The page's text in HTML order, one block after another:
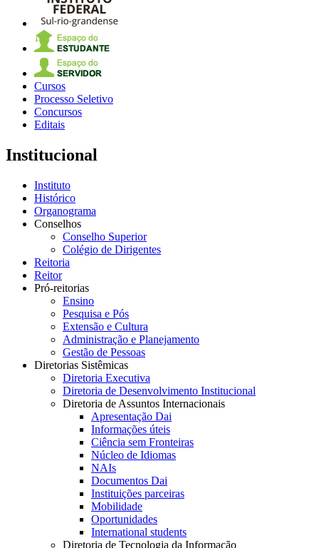
Cursos
Processo Seletivo
Concursos
Editais
Institucional
Instituto
Histórico
Organograma
Conselhos
Conselho Superior
Colégio de Dirigentes
Reitoria
Reitor
Pró-reitorias
Ensino
Pesquisa e Pós
Extensão e Cultura
Administração e Planejamento
Gestão de Pessoas
Diretorias Sistêmicas
Diretoria Executiva
Diretoria de Desenvolvimento Institucional
Diretoria de Assuntos Internacionais
Apresentação Dai
Informações úteis
Ciência sem Fronteiras
Núcleo de Idiomas
NAIs
Documentos Dai
Instituições parceiras
Mobilidade
Oportunidades
International students
Diretoria de Tecnologia da Informação